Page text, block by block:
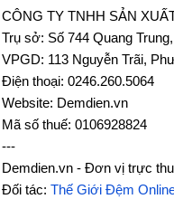
CÔNG TY TNHH SẢN
Trụ sở: Số 744 Quang
VPGD: 113 Nguyễn Trãi,
Điện thoại: 0246.260.5064
Website: Demdien.vn
Mã số thuế: 0106928824
---
Demdien.vn - Đơn vị trực
Đối tác: Thế Giới Đệm